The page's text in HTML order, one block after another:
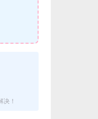
！